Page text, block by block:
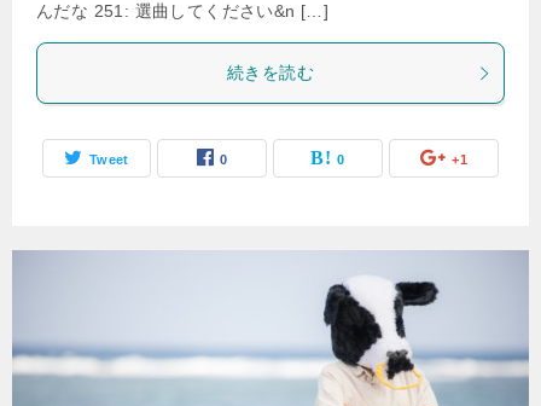
んだな 251: 選曲してください&n […]
続きを読む
Tweet 0 0 +1